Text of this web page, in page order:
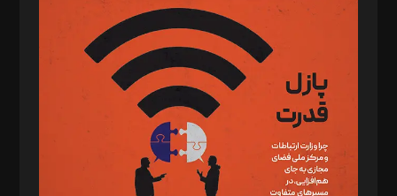
د‌بیر پیوست جهان: مینا پاکدل
د‌بیر تحریریه آنلاین: بابک نقاش
تحریریه‌: مجتبی محمود‌ی، آرش برهمند، یسنا امان‌پور، سروش کرمیان،
مصطفی مسجدی آرانی، ابوالفضل رجبی، زهرا فکرانه، فائزه فتحی
رستمی،مصطفی باستان
ویرایش: نگار استاد‌‌آقا
طراح یونیفرم: مجید توکلی
فیلمبرداری و عکاسی: امیر شفیعی، مانی لطفی زاده